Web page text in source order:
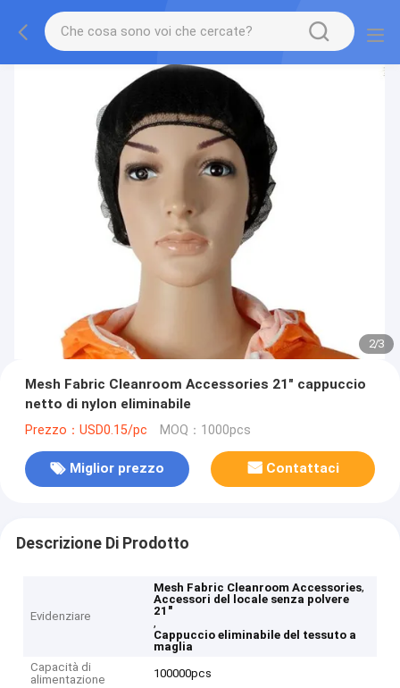
2/3
Mesh Fabric Cleanroom Accessories 21" cappuccio
netto di nylon eliminabile
Prezzo：USD0.15/pc MOQ：1000pcs
Miglior prezzo Contattaci
Descrizione Di Prodotto
Evidenziare
Mesh Fabric Cleanroom Accessories,
Accessori del locale senza polvere
21"
,
Cappuccio eliminabile del tessuto a
maglia
Capacità di
alimentazione
100000pcs